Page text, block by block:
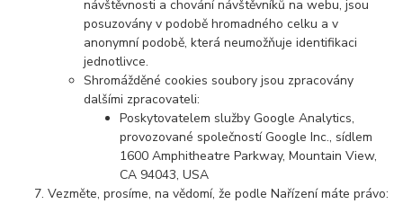
návštěvnosti a chování návštěvníků na webu, jsou
posuzovány v podobě hromadného celku a v
anonymní podobě, která neumožňuje identifikaci
jednotlivce.
Shromážděné cookies soubory jsou zpracovány
dalšími zpracovateli:
Poskytovatelem služby Google Analytics,
provozované společností Google Inc., sídlem
1600 Amphitheatre Parkway, Mountain View,
CA 94043, USA
Vezměte, prosíme, na vědomí, že podle Nařízení máte právo: